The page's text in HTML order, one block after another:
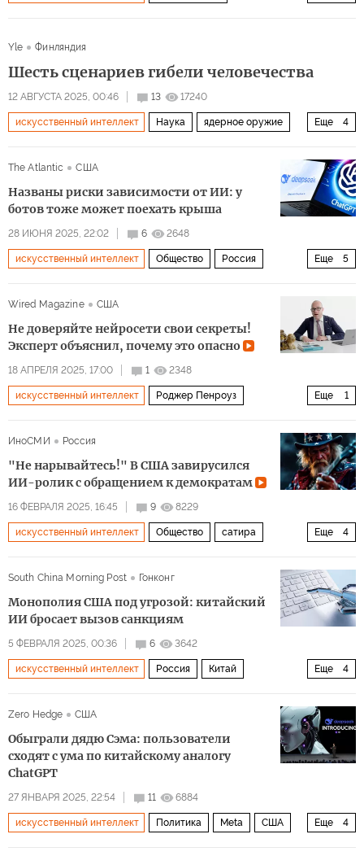
Искусственный интеллект (ИИ)
Yle Финляндия
Шесть сценариев гибели человечества
12 АВГУСТА 2025, 00:46 13 17240
Еще 4
искусственный интеллект Наука ядерное оружие
The Atlantic
США
Названы риски зависимости от ИИ: у
ботов тоже может поехать крыша
28 ИЮНЯ 2025, 22:02 6 2648
Еще 5
искусственный интеллект Общество Россия
Wired Magazine США
Не доверяйте нейросети свои секреты!
Эксперт объяснил, почему это опасно
18 АПРЕЛЯ 2025, 17:00 1 2348
Еще 1
искусственный интеллект Роджер Пенроуз
ИноСМИ
Россия
"Не нарывайтесь!" В США завирусился
ИИ-ролик с обращением к демократам
16 ФЕВРАЛЯ 2025, 16:45 9 8229
Еще 4
искусственный интеллект Общество сатира
South China Morning Post
Гонконг
Монополия США под угрозой: китайский
ИИ бросает вызов санкциям
5 ФЕВРАЛЯ 2025, 00:36 6 3642
Еще 4
искусственный интеллект Россия Китай
Zero Hedge
США
Обыграли дядю Сэма: пользователи
сходят с ума по китайскому аналогу
ChatGPT
27 ЯНВАРЯ 2025, 22:54 11 6884
Еще 4
искусственный интеллект Политика Meta США